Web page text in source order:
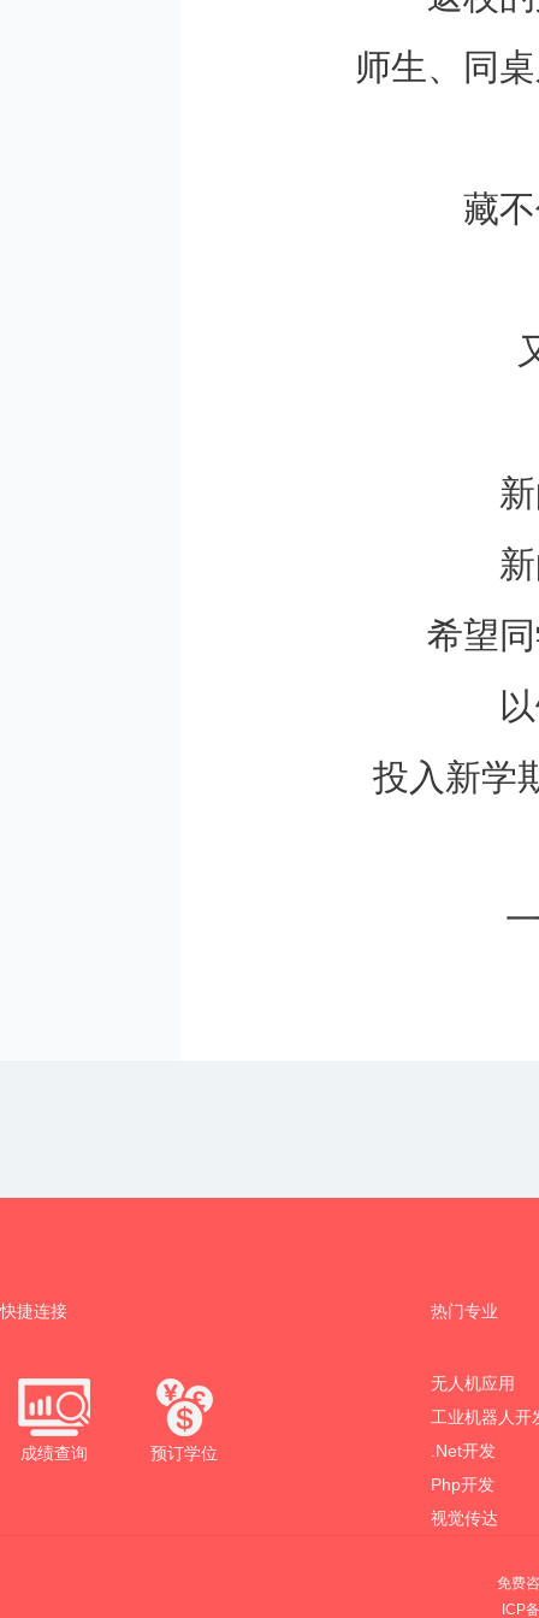
师生、同
藏
希望
投入新学
快捷连接
成绩查询 预订学位
热门专业
无人机应用
工业机器人开
.Net开发
Php开发
视觉传达
免费
ICP